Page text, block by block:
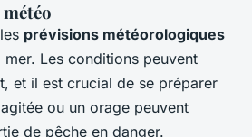
prévisions météorologiques
Les conditions peuvent
et il est crucial de se préparer
ou un orage peuvent
de pêche en danger.